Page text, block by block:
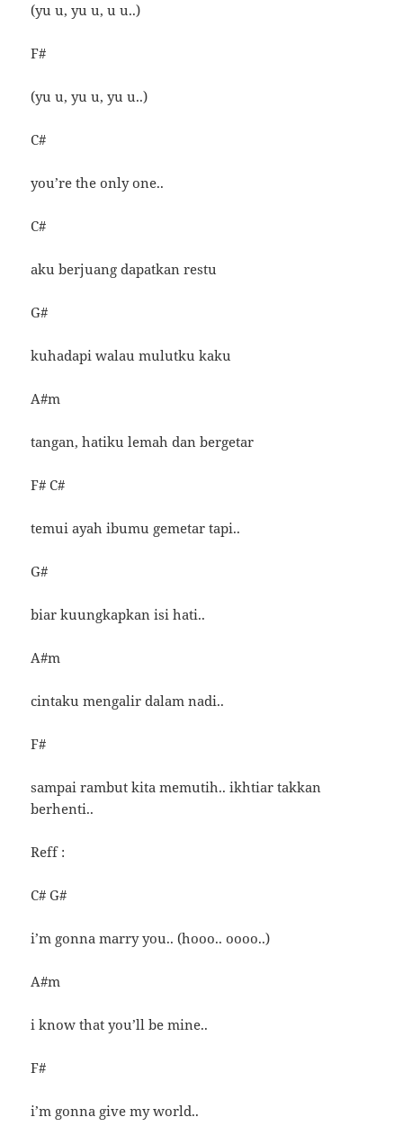
(yu u, yu u, u u..)
F#
(yu u, yu u, yu u..)
C#
you’re the only one..
C#
aku berjuang dapatkan restu
G#
kuhadapi walau mulutku kaku
A#m
tangan, hatiku lemah dan bergetar
F# C#
temui ayah ibumu gemetar tapi..
G#
biar kuungkapkan isi hati..
A#m
cintaku mengalir dalam nadi..
F#
sampai rambut kita memutih.. ikhtiar takkan
berhenti..
Reff :
C# G#
i’m gonna marry you.. (hooo.. oooo..)
A#m
i know that you’ll be mine..
F#
i’m gonna give my world..